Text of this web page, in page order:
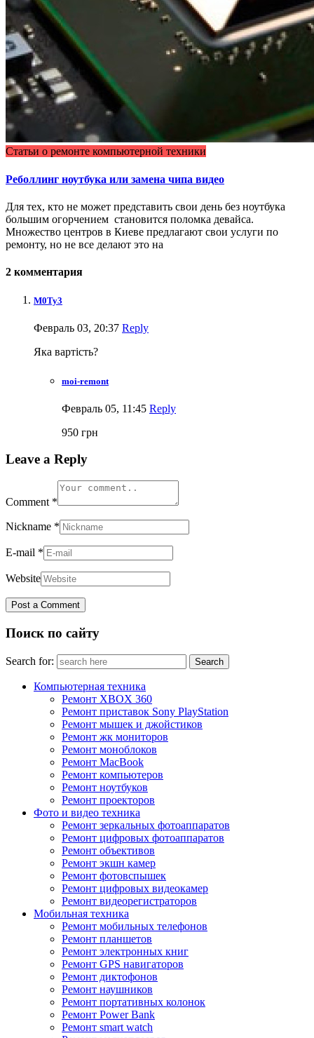
Статьи о ремонте компьютерной техники
Реболлинг ноутбука или замена чипа видео
Для тех, кто не может представить свои день без ноутбука
большим огорчением становится поломка девайса.
Множество центров в Киеве предлагают свои услуги по
ремонту, но не все делают это на
2 комментария
M0Ty3
Февраль 03, 20:37 Reply
Яка вартість?
moi-remont
Февраль 05, 11:45 Reply
950 грн
Leave a Reply
Comment *
Nickname *
E-mail *
Website
Поиск по сайту
Search for:
Компьютерная техника
Ремонт XBOX 360
Ремонт приставок Sony PlayStation
Ремонт мышек и джойстиков
Ремонт жк мониторов
Ремонт моноблоков
Ремонт MacBook
Ремонт компьютеров
Ремонт ноутбуков
Ремонт проекторов
Фото и видео техника
Ремонт зеркальных фотоаппаратов
Ремонт цифровых фотоаппаратов
Ремонт объективов
Ремонт экшн камер
Ремонт фотовспышек
Ремонт цифровых видеокамер
Ремонт видеорегистраторов
Мобильная техника
Ремонт мобильных телефонов
Ремонт планшетов
Ремонт электронных книг
Ремонт GPS навигаторов
Ремонт диктофонов
Ремонт наушников
Ремонт портативных колонок
Ремонт Power Bank
Ремонт smart watch